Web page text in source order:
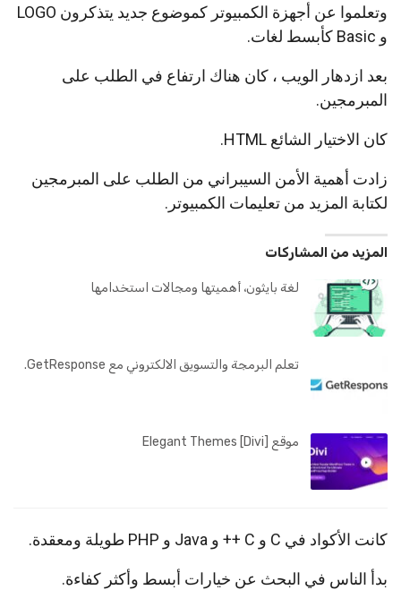
وتعلموا عن أجهزة الكمبيوتر كموضوع جديد يتذكرون LOGO
و Basic كأبسط لغات.
بعد ازدهار الويب ، كان هناك ارتفاع في الطلب على
المبرمجين.
كان الاختيار الشائع HTML.
زادت أهمية الأمن السيبراني من الطلب على المبرمجين
لكتابة المزيد من تعليمات الكمبيوتر.
المزيد من المشاركات
لغة بايثون، أهميتها ومجالات استخدامها
تعلم البرمجة والتسويق الالكتروني مع GetResponse.
موقع Elegant Themes [Divi]
كانت الأكواد في C و C ++ و Java و PHP طويلة ومعقدة.
بدأ الناس في البحث عن خيارات أبسط وأكثر كفاءة.